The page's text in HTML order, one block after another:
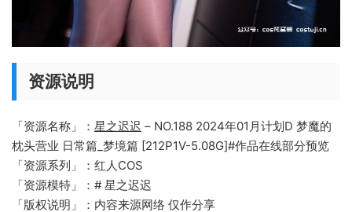
资源说明
「资源名称」： 星之迟迟 – NO.188 2024年01月计划D 梦魔的
枕头营业 日常篇_梦境篇 [212P1V-5.08G]#作品在线部分预览
「资源系列」：红人COS
「资源模特」：# 星之迟迟
「版权说明」：内容来源网络 仅作分享